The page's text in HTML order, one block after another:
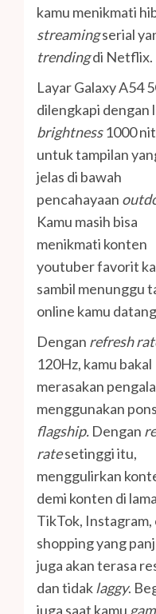
kamu menikmati
streamingserial
trendingdi Netflix.
Layar Galaxy A54
dilengkapi dengan
brightness1000
untuk tampilan
jelas di bawah
pencahayaan
Kamu masih bisa
menikmati konten
youtuber favorit
sambil menunggu
online kamu
Dengan refresh
120Hz, kamu bakal
merasakan
menggunakan
flagship. Dengan
ratesetinggi itu,
menggulirkan
demi konten di
TikTok, Instagram,
shopping yang
juga akan terasa
dan tidaklaggy.
juga saat kamu